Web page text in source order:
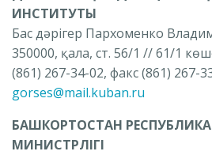
ИНСТИТУТЫ
Бас дәрігер Пархоменко
350000, қала, ст. 56/1 // 61/1
(861) 267-34-02, факс (861) 267-
gorses@mail.kuban.ru
БАШКОРТОСТАН
МИНИСТРЛІГІ